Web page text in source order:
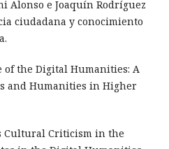
Alonso e Joaquín Rodríguez
ciudadana y conocimiento
of the Digital Humanities: A
and Humanities in Higher
Cultural Criticism in the